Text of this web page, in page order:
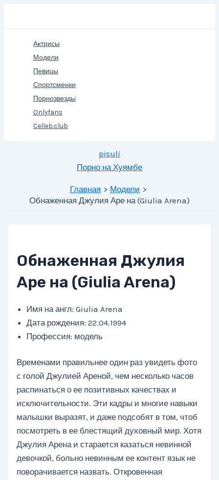
Актрисы
Модели
Певицы
Спортсменки
Порнозвезды
Onlyfans
Celleb.club
pisuli
Порно на Хуямбе
Главная
Модели
Обнаженная Джулия Аре на (Giulia Arena)
Обнаженная Джулия
Аре на (Giulia Arena)
Имя на англ: Giulia Arena
Дата рождения: 22.04.1994
Профессия: модель
Временами правильнее один раз увидеть фото
с голой Джулией Ареной, чем несколько часов
распинаться о ее позитивных качествах и
исключительности. Эти кадры и многие навыки
малышки выразят, и даже подсобят в том, чтоб
посмотреть в ее блестящий духовный мир. Хотя
Джулия Арена и старается казаться невинной
девочкой, больно невинным ее контент язык не
поворачивается назвать. Откровенная